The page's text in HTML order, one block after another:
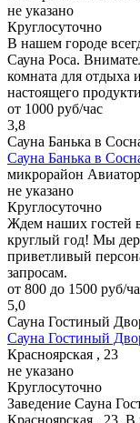
не указано
Круглосуточно
В нашем городе
Сауна Роса.
комната для отдыха
настоящего
от 1000 руб/час
3,8
Сауна Банька в
Сауна Банька в
микрорайон
не указано
Круглосуточно
Ждем наших гостей
круглый год! Мы
приветливый
запросам.
от 800 до 1500 руб/
5,0
Сауна Гостиный
Сауна Гостиный
Красноярская , 23
не указано
Круглосуточно
Заведение Сауна
Красноярская , 23.